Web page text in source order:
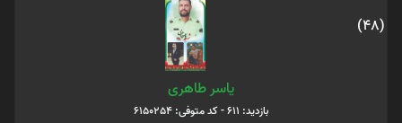
(48)
یاسر طاهری
بازدید: 611 - کد متوفی: 6150254